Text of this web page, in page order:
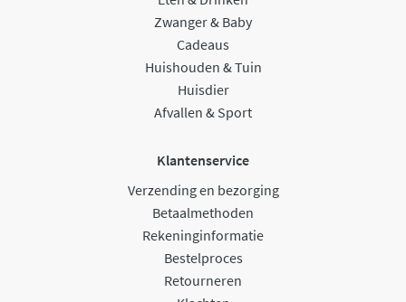
Zwanger & Baby
Cadeaus
Huishouden & Tuin
Huisdier
Afvallen & Sport
Klantenservice
Verzending en bezorging
Betaalmethoden
Rekeninginformatie
Bestelproces
Retourneren